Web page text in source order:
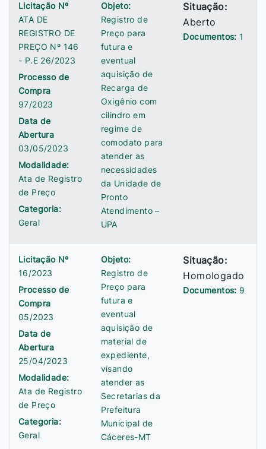
Licitação Nº
ATA DE
REGISTRO DE
PREÇO Nº 146
- P.E 26/2023
Processo de
Compra
97/2023
Data de
Abertura
03/05/2023
Modalidade:
Ata de Registro
de Preço
Categoria:
Geral
Objeto:
Registro de
Preço para
futura e
eventual
aquisição de
Recarga de
Oxigênio com
cilindro em
regime de
comodato para
atender as
necessidades
da Unidade de
Pronto
Atendimento –
UPA
Situação:
Aberto
Documentos: 1
Licitação Nº
16/2023
Processo de
Compra
05/2023
Data de
Abertura
25/04/2023
Modalidade:
Ata de Registro
de Preço
Categoria:
Geral
Objeto:
Registro de
Preço para
futura e
eventual
aquisição de
material de
expediente,
visando
atender as
Secretarias da
Prefeitura
Municipal de
Cáceres-MT
Situação:
Homologado
Documentos: 9